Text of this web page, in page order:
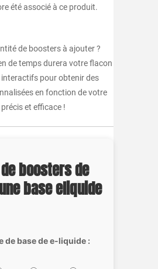
été associé à ce produit.
de boosters à ajouter ?
de temps durera votre flacon
pour obtenir des
en fonction de votre
et efficace !
boosters de
base eliquide
de base de e-liquide :